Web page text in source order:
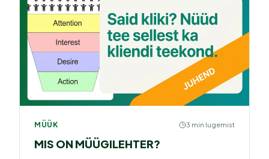
MÜÜK 3 min lugemist
MIS ON MÜÜGILEHTER?